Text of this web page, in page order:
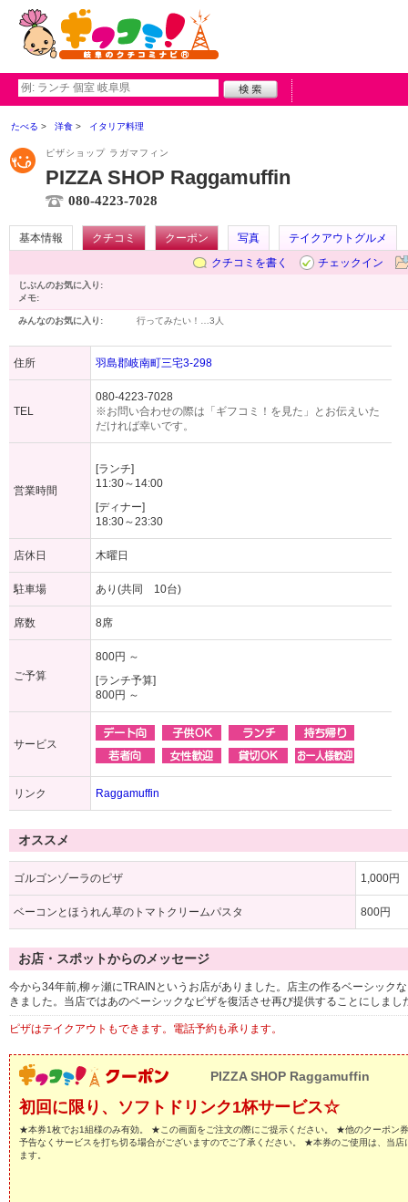
たべる 洋食 イタリア料理
ピザショップ ラガマフィン
PIZZA SHOP Raggamuffin
080-4223-7028
基本情報 クチコミ クーポン 写真
テイクアウトグルメ
クチコミを書く
チェックイン
じぶんのお気に入り:
メモ:
みんなのお気に入り: 行ってみたい！… 3人
住所 羽島郡岐南町三宅3-298
TEL
080-4223-7028
※お問い合わせの際は「ギフコミ！を見た」とお伝えいた
だければ幸いです。
営業時間
[ランチ]
11:30～14:00
[ディナー]
18:30～23:30
店休日 木曜日
駐車場 あり(共同 10台)
席数 8席
ご予算
800円 ～
[ランチ予算]
800円 ～
サービス
リンク Raggamuffin
オススメ
ゴルゴンゾーラのピザ 1,000円
ベーコンとほうれん草のトマトクリームパスタ 800円
お店・スポットからのメッセージ
今から34年前,柳ヶ瀬にTRAINというお店がありました。店主の作るベーシック
きました。当店ではあのベーシックなピザを復活させ再び提供することにしま
ピザはテイクアウトもできます。電話予約も承ります。
PIZZA SHOP Raggamuffin
初回に限り、ソフトドリンク1杯サービス☆
★本券1枚でお1組様のみ有効。 ★この画面をご注文の際にご提示ください。 ★他のクーポン
予告なくサービスを打ち切る場合がございますのでご了承ください。 ★本券のご使用は、当
ます。